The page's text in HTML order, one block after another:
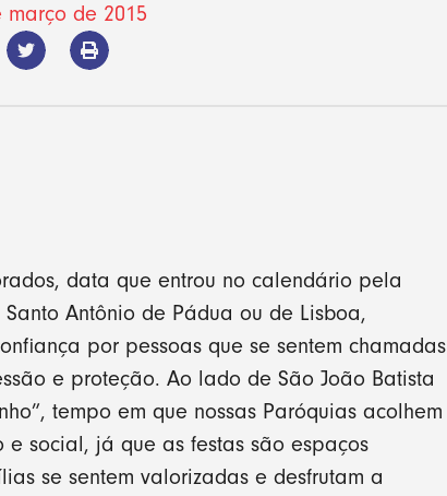
março de 2015
data que entrou no calendário pela
Antônio de Pádua ou de Lisboa,
por pessoas que se sentem chamadas
e proteção. Ao lado de São João Batista
tempo em que nossas Paróquias acolhem
social, já que as festas são espaços
se sentem valorizadas e desfrutam a